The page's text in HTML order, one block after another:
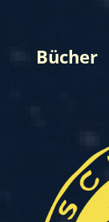
Bücher